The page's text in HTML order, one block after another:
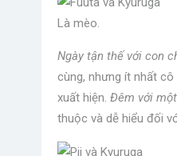
Là mèo.
Ngày tận thế với con
cùng, nhưng ít nhất
xuất hiện. Đêm với
thuộc và dễ hiểu đối